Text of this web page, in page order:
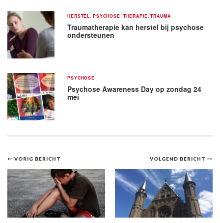
HERSTEL PSYCHOSE THERAPIE ,TRAUMA
Traumatherapie kan herstel bij psychose
ondersteunen
PSYCHOSE
Psychose Awareness Day op zondag 24
mei
Bericht
navigatie
VOLGEND BERICHT
VORIG BERICHT